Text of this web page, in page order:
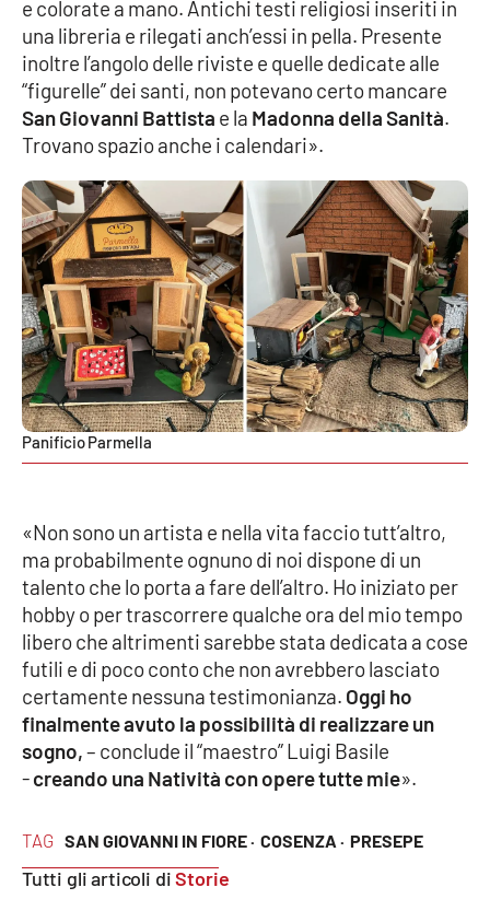
TAG SAN GIOVANNI IN FIORE · COSENZA · PRESEPE
Tutti gli articoli diStorie
e colorate a mano. Antichi testi religiosi inseriti in
una libreria e rilegati anch’essi in pella. Presente
inoltre l’angolo delle riviste e quelle dedicate alle
“figurelle” dei santi, non potevano certo mancare
San Giovanni Battista e la Madonna della Sanità.
Trovano spazio anche i calendari».
Panificio Parmella
«Non sono un artista e nella vita faccio tutt’altro,
ma probabilmente ognuno di noi dispone di un
talento che lo porta a fare dell’altro. Ho iniziato per
hobby o per trascorrere qualche ora del mio tempo
libero che altrimenti sarebbe stata dedicata a cose
futili e di poco conto che non avrebbero lasciato
certamente nessuna testimonianza. Oggi ho
finalmente avuto la possibilità di realizzare un
sogno,– conclude il “maestro” Luigi Basile
-creando una Natività con opere tutte mie».